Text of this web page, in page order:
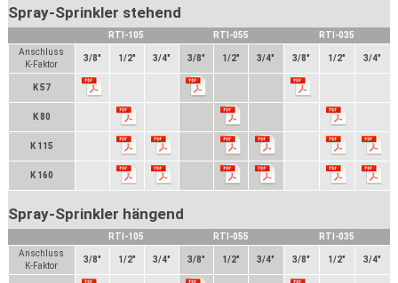
Spray-Sprinkler stehend
RTI-105 RTI-055
RTI-035
Anschluss
K-Faktor
3/8" 1/2" 3/4" 3/8" 1/2" 3/4" 3/8" 1/2" 3/4"
K 57
K 80
K 115
K 160
Spray-Sprinkler hängend
RTI-105 RTI-055
RTI-035
Anschluss
K-Faktor
3/8" 1/2" 3/4" 3/8" 1/2" 3/4" 3/8" 1/2" 3/4"